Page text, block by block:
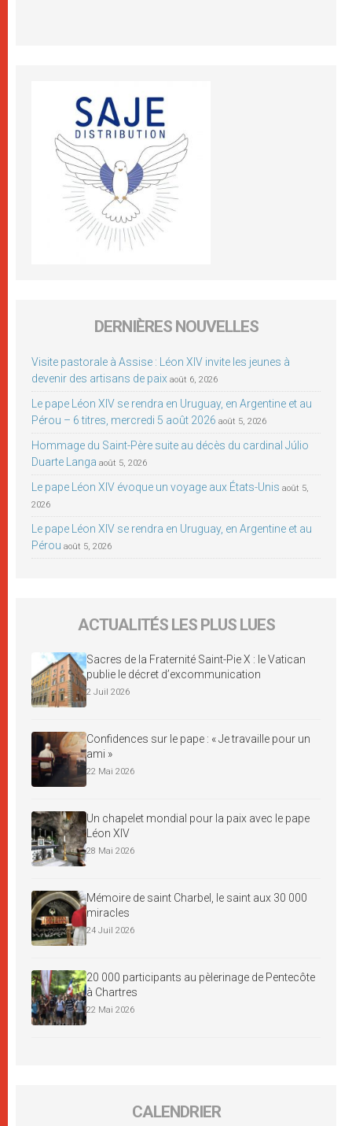
DERNIÈRES NOUVELLES
Visite pastorale à Assise : Léon XIV invite les jeunes à
devenir des artisans de paix août 6, 2026
Le pape Léon XIV se rendra en Uruguay, en Argentine et au
Pérou – 6 titres, mercredi 5 août 2026 août 5, 2026
Hommage du Saint-Père suite au décès du cardinal Júlio
Duarte Langa août 5, 2026
Le pape Léon XIV évoque un voyage aux États-Unis août 5,
2026
Le pape Léon XIV se rendra en Uruguay, en Argentine et au
Pérou août 5, 2026
ACTUALITÉS LES PLUS LUES
Sacres de la Fraternité Saint-Pie X : le Vatican
publie le décret d’excommunication
2 Juil 2026
Confidences sur le pape : « Je travaille pour un
ami »
22 Mai 2026
Un chapelet mondial pour la paix avec le pape
Léon XIV
28 Mai 2026
Mémoire de saint Charbel, le saint aux 30 000
miracles
24 Juil 2026
20 000 participants au pèlerinage de Pentecôte
à Chartres
22 Mai 2026
CALENDRIER